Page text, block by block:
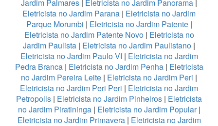
Jardim Palmares | Eletricista no Jardim Panorama |
Eletricista no Jardim Parana | Eletricista no Jardim
Parque Morumbi | Eletricista no Jardim Patente|
Eletricista no Jardim Patente Novo| Eletricista no
Jardim Paulista | Eletricista no Jardim Paulistano |
Eletricista no Jardim Paulo VI | Eletricista no Jardim
Pedra Branca| Eletricista no Jardim Penha| Eletricista
no Jardim Pereira Leite | Eletricista no Jardim Peri |
Eletricista no Jardim Peri Peri | Eletricista no Jardim
Petropolis | Eletricista no Jardim Pinheiros | Eletricista
no Jardim Piratininga| Eletricista no Jardim Popular|
Eletricista no Jardim Primavera| Eletricista no Jardim